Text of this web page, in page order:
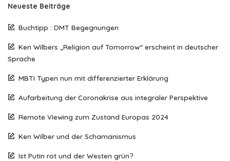
Neueste Beiträge
Buchtipp : DMT Begegnungen
Ken Wilbers „Religion auf Tomorrow“ erscheint in deutscher
Sprache
MBTI Typen nun mit differenzierter Erklärung
Aufarbeitung der Coronakrise aus integraler Perspektive
Remote Viewing zum Zustand Europas 2024
Ken Wilber und der Schamanismus
Ist Putin rot und der Westen grün?